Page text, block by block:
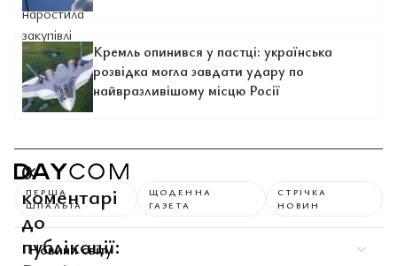
Кремль опинився у пастці: українська
розвідка могла завдати удару по
найвразливішому місцю Росії
0
коментарі
до
публікації:
ПЕРША
ШПАЛЬТА
ЩОДЕННА
ГАЗЕТА
СТРІЧКА
НОВИН
Новини світу